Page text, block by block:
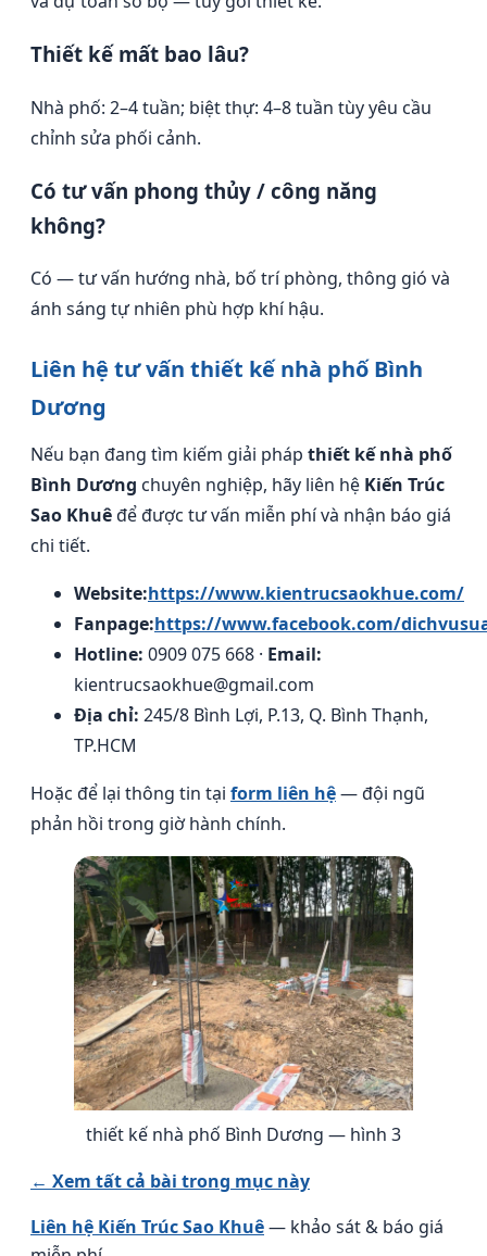
Thiết kế mất bao lâu?
Nhà phố: 2–4 tuần; biệt thự: 4–8 tuần tùy yêu cầu
chỉnh sửa phối cảnh.
Có tư vấn phong thủy / công năng
không?
Có — tư vấn hướng nhà, bố trí phòng, thông gió và
ánh sáng tự nhiên phù hợp khí hậu.
Liên hệ tư vấn thiết kế nhà phố Bình
Dương
Nếu bạn đang tìm kiếm giải pháp thiết kế nhà phố
Bình Dương chuyên nghiệp, hãy liên hệ Kiến Trúc
Sao Khuêđể được tư vấn miễn phí và nhận báo giá
chi tiết.
Website:https://www.kientrucsaokhue.com/
Fanpage:https://www.facebook.com/
Hotline: 0909 075 668 · Email:
kientrucsaokhue@gmail.com
Địa chỉ: 245/8 Bình Lợi, P.13, Q. Bình Thạnh,
TP.HCM
Hoặc để lại thông tin tại form liên hệ— đội ngũ
phản hồi trong giờ hành chính.
thiết kế nhà phố Bình Dương — hình 3
← Xem tất cả bài trong mục này
Liên hệ Kiến Trúc Sao Khuê— khảo sát & báo giá